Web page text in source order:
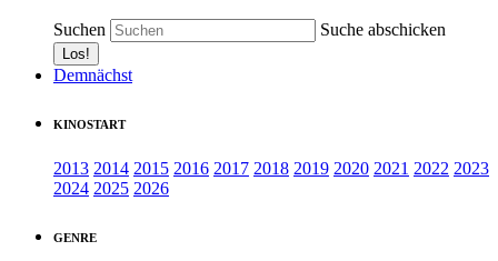
Suchen Suche abschicken
Demnächst
KINOSTART
2013 2014 2015 2016 2017 2018 2019 2020 2021 2022 2023
2024 2025 2026
GENRE